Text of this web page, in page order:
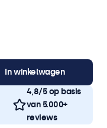
In winkelwagen
4,8/5 op basis
van 5.000+
reviews